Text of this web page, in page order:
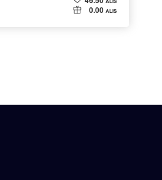
0.00 ALIS